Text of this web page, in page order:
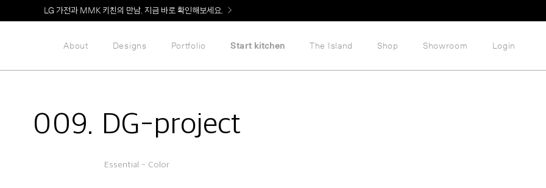
Welcome! 신규 회원가입 시 MMK Shop Coupon (총 60만원) 지급
LG 가전과 MMK 키친의 만남. 지금 바로 확인해보세요.
About Designs Portfolio Start kitchen The Island Shop Showroom Login
009. DG-project
Essential - Color